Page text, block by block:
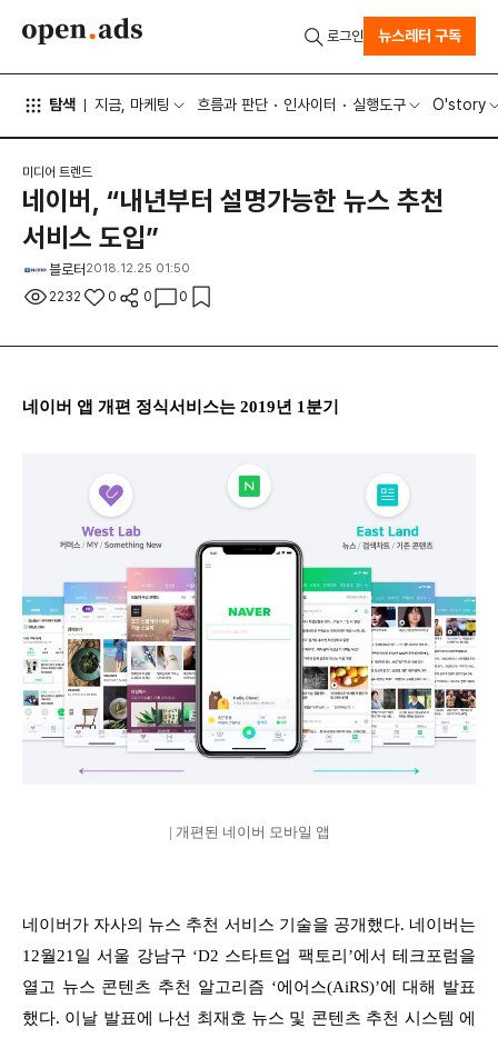
탐색 지금, 마케팅 흐름과 판단 인사이터 실행도구 O'story
로그인 뉴스레터 구독
미디어 트렌드
네이버, “내년부터 설명가능한 뉴스 추천
서비스 도입”
블로터 2018.12.25 01:50
2232 0 0 0
네이버 앱 개편 정식서비스는 2019년 1분기
| 개편된 네이버 모바일 앱
네이버가 자사의 뉴스 추천 서비스 기술을 공개했다. 네이버는
12월21일 서울 강남구 ‘D2 스타트업 팩토리’에서 테크포럼을
열고 뉴스 콘텐츠 추천 알고리즘 ‘에어스(AiRS)’에 대해 발표
했다. 이날 발표에 나선 최재호 뉴스 및 콘텐츠 추천 시스템 에